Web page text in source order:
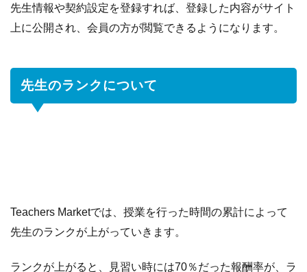
先生情報や契約設定を登録すれば、登録した内容がサイト
上に公開され、会員の方が閲覧できるようになります。
先生のランクについて
Teachers Marketでは、授業を行った時間の累計によって
先生のランクが上がっていきます。
ランクが上がると、見習い時には70％だった報酬率が、ラ